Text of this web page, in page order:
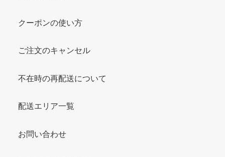
クーポンの使い方
ご注文のキャンセル
不在時の再配送について
配送エリア一覧
お問い合わせ